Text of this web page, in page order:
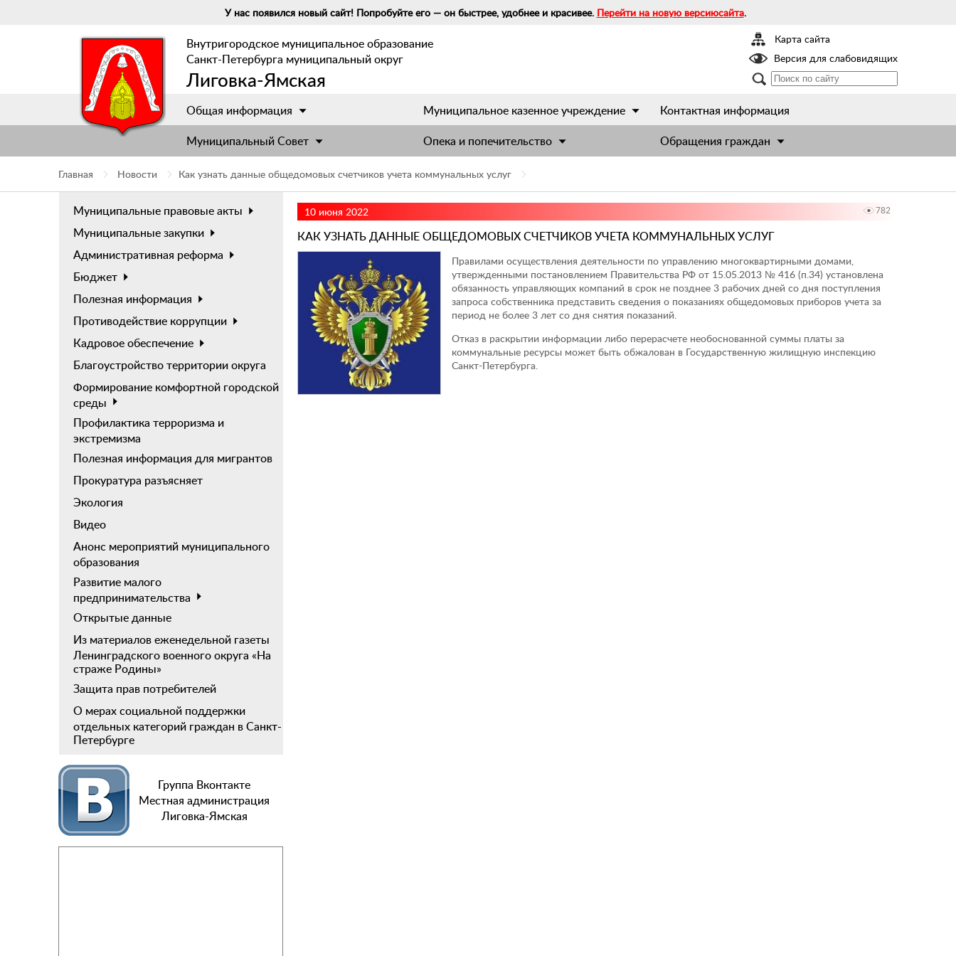
У нас появился новый сайт! Попробуйте его — он быстрее, удобнее и красивее. Перейти на новую версиюсайта.
Внутригородское муниципальное образование
Санкт-Петербурга муниципальный округ
Лиговка-Ямская
Карта сайта
Версия для слабовидящих
Общая информация Муниципальное казенное учреждение
Контактная информация
Муниципальный Cовет
Опека и попечительство Обращения граждан
Главная Новости Как узнать данные общедомовых счетчиков учета коммунальных услуг
Муниципальные правовые акты
Муниципальные закупки
Административная реформа
Бюджет
Полезная информация
Противодействие коррупции
Кадровое обеспечение
Благоустройство территории округа
Формирование комфортной городской
среды
Профилактика терроризма и
экстремизма
Полезная информация для мигрантов
Прокуратура разъясняет
Экология
Видео
Анонс мероприятий муниципального
образования
Развитие малого
предпринимательства
Открытые данные
Из материалов еженедельной газеты
Ленинградского военного округа «На
страже Родины»
Защита прав потребителей
О мерах социальной поддержки
отдельных категорий граждан в Санкт-
Петербурге
Группа Вконтакте
Местная администрация
Лиговка-Ямская
10 июня 2022 782
КАК УЗНАТЬ ДАННЫЕ ОБЩЕДОМОВЫХ СЧЕТЧИКОВ УЧЕТА КОММУНАЛЬНЫХ УСЛУГ
Правилами осуществления деятельности по управлению многоквартирными домами,
утвержденными постановлением Правительства РФ от 15.05.2013 № 416 (п.34) установлена
обязанность управляющих компаний в срок не позднее 3 рабочих дней со дня поступления
запроса собственника представить сведения о показаниях общедомовых приборов учета за
период не более 3 лет со дня снятия показаний.
Отказ в раскрытии информации либо перерасчете необоснованной суммы платы за
коммунальные ресурсы может быть обжалован в Государственную жилищную инспекцию
Санкт-Петербурга.